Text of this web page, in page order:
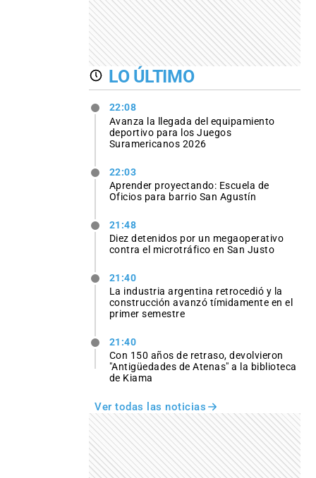
LO ÚLTIMO
22:08
Avanza la llegada del equipamiento
deportivo para los Juegos
Suramericanos 2026
22:03
Aprender proyectando: Escuela de
Oficios para barrio San Agustín
21:48
Diez detenidos por un megaoperativo
contra el microtráfico en San Justo
21:40
La industria argentina retrocedió y la
construcción avanzó tímidamente en el
primer semestre
21:40
Con 150 años de retraso, devolvieron
"Antigüedades de Atenas" a la biblioteca
de Kiama
Ver todas las noticias